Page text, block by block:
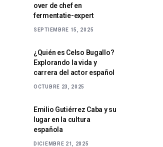
over de chef en
fermentatie-expert
SEPTIEMBRE 15, 2025
¿Quién es Celso Bugallo?
Explorando la vida y
carrera del actor español
OCTUBRE 23, 2025
Emilio Gutiérrez Caba y su
lugar en la cultura
española
DICIEMBRE 21, 2025